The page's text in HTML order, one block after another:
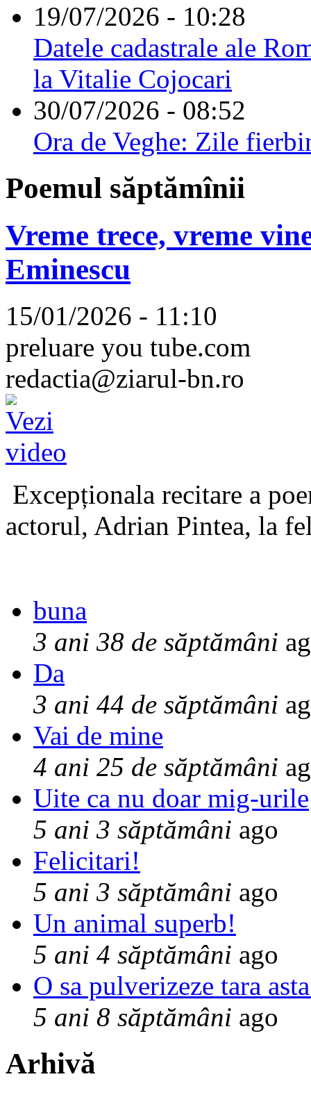
19/07/2026 - 10:28
Datele cadastrale ale
la Vitalie Cojocari
30/07/2026 - 08:52
Ora de Veghe: Zile
Poemul săptămînii
Vreme trece, vreme
Eminescu
15/01/2026 - 11:10
preluare you tube.com
redactia@ziarul-bn.ro
Excepționala recitare a
actorul, Adrian Pintea, la
buna
3 ani 38 de săptămâni
Da
3 ani 44 de săptămâni
Vai de mine
4 ani 25 de săptămâni
Uite ca nu doar mig-urile
5 ani 3 săptămâni ago
Felicitari!
5 ani 3 săptămâni ago
Un animal superb!
5 ani 4 săptămâni ago
O sa pulverizeze tara
5 ani 8 săptămâni ago
Arhivă